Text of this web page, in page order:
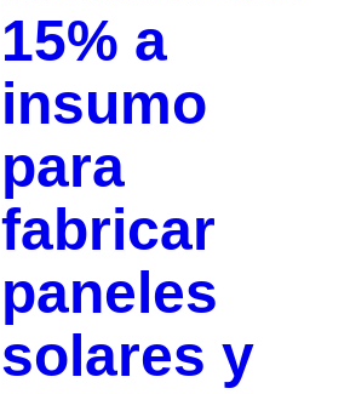
15% a
insumo
para
fabricar
paneles
solares y